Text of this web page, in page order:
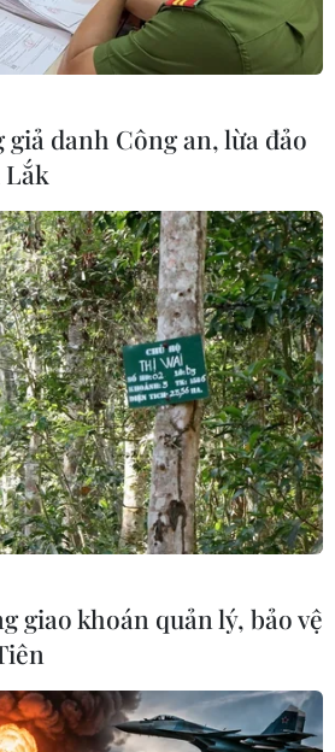
danh Công an, lừa đảo
Lắk
giao khoán quản lý, bảo vệ